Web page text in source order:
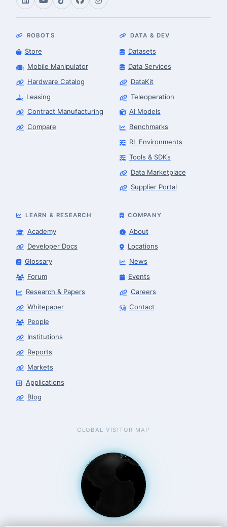
ROBOTS
Store
Mobile Manipulator
Hardware Catalog
Leasing
Contract Manufacturing
Compare
DATA & DEV
Datasets
Data Services
DataKit
Teleoperation
AI Models
Benchmarks
RL Environments
Tools & SDKs
Data Marketplace
Supplier Portal
LEARN & RESEARCH
Academy
Developer Docs
Glossary
Forum
Research & Papers
Whitepaper
People
Institutions
Reports
Markets
Applications
Blog
COMPANY
About
Locations
News
Events
Careers
Contact
GLOBAL VISITOR MAP
Robotics Advisor